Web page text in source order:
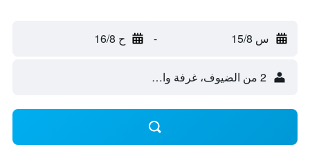
س 15/8 - ح 16/8
2 من الضيوف، غرفة واحدة